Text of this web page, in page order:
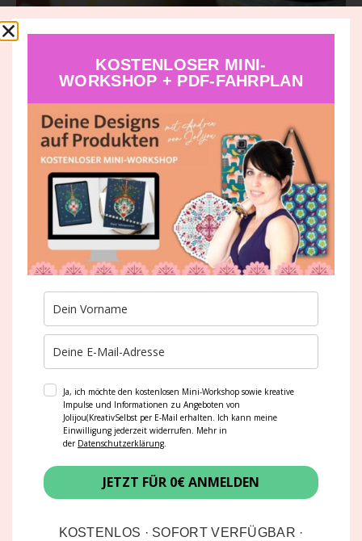
Süßkartoffel Linsen Suppe mit
Garnelen
KOSTENLOSER MINI-
WORKSHOP + PDF-FAHRPLAN
Ja, ich möchte den kostenlosen Mini-Workshop sowie kreative
Impulse und Informationen zu Angeboten von
Jolijou(KreativSelbst per E-Mail erhalten. Ich kann meine
Einwilligung jederzeit widerrufen. Mehr in
der Datenschutzerklärung.
JETZT FÜR 0€ ANMELDEN
KOSTENLOS · SOFORT VERFÜGBAR ·